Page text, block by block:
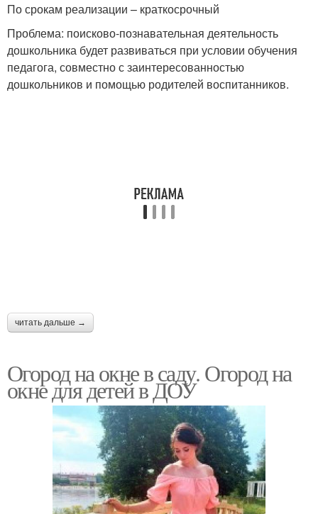
По срокам реализации – краткосрочный
Проблема: поисково-познавательная деятельность
дошкольника будет развиваться при условии обучения
педагога, совместно с заинтересованностью
дошкольников и помощью родителей воспитанников.
читать дальше →
Огород на окне в саду. Огород на
окне для детей в ДОУ